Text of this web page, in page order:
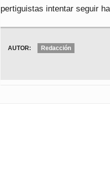
pertiguistas intentar seguir
AUTOR: Redacción